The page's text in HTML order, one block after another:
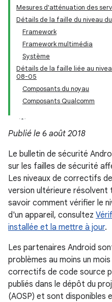
Mesures d'atténuation des
Détails de la faille du niveau
Framework
Framework multimédia
Système
Détails de la faille liée au
08-05
Composants du noyau
Composants Qualcomm
Publié le 6 août 2018
Le bulletin de sécurité
sur les failles de sécurité
Les niveaux de correctifs
version ultérieure résolvent
savoir comment vérifier le
d'un appareil, consultez
installée et la mettre à jour.
Les partenaires Android
problèmes au moins un
correctifs de code source
publiés dans le dépôt du
(AOSP) et sont disponibles